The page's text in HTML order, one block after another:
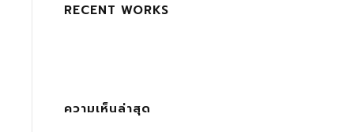
RECENT WORKS
ความเห็นล่าสุด